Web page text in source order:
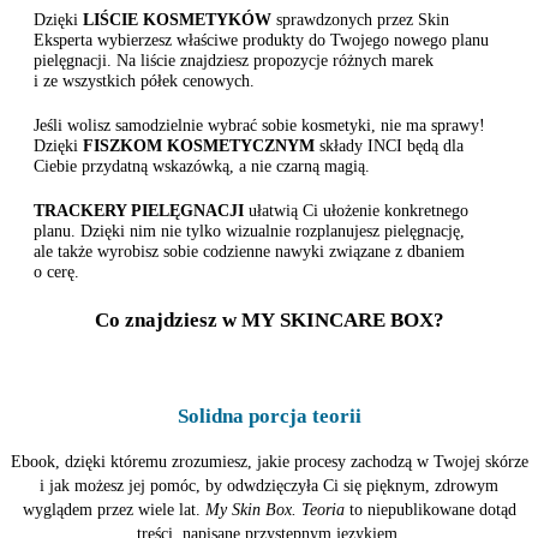
Dzięki LIŚCIE KOSMETYKÓW sprawdzonych przez Skin
Eksperta wybierzesz właściwe produkty do Twojego nowego planu
pielęgnacji. Na liście znajdziesz propozycje różnych marek
i ze wszystkich półek cenowych.
Jeśli wolisz samodzielnie wybrać sobie kosmetyki, nie ma sprawy!
Dzięki FISZKOM KOSMETYCZNYM składy INCI będą dla
Ciebie przydatną wskazówką, a nie czarną magią.
TRACKERY PIELĘGNACJI ułatwią Ci ułożenie konkretnego
planu. Dzięki nim nie tylko wizualnie rozplanujesz pielęgnację,
ale także wyrobisz sobie codzienne nawyki związane z dbaniem
o cerę.
Co znajdziesz w MY SKINCARE BOX?
Solidna porcja teorii
Ebook, dzięki któremu zrozumiesz, jakie procesy zachodzą w Twojej skórze
i jak możesz jej pomóc, by odwdzięczyła Ci się pięknym, zdrowym
wyglądem przez wiele lat. My Skin Box. Teoria to niepublikowane dotąd
treści, napisane przystępnym językiem.